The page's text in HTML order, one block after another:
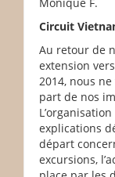
Circuit
Au retour de
extension
2014, nous
part de nos
explications
départ
excursions,